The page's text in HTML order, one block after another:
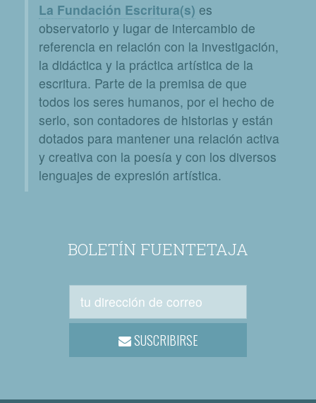
La Fundación Escritura(s) es
observatorio y lugar de intercambio de
referencia en relación con la investigación,
la didáctica y la práctica artística de la
escritura. Parte de la premisa de que
todos los seres humanos, por el hecho de
serlo, son contadores de historias y están
dotados para mantener una relación activa
y creativa con la poesía y con los diversos
lenguajes de expresión artística.
BOLETÍN FUENTETAJA
SUSCRIBIRSE